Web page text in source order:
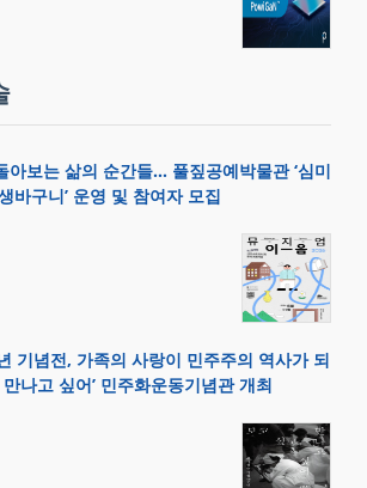
아보는 삶의 순간들… 풀짚공예박물관 ‘심미
바구니’ 운영 및 참여자 모집
기념전, 가족의 사랑이 민주주의 역사가 되
나고 싶어’ 민주화운동기념관 개최